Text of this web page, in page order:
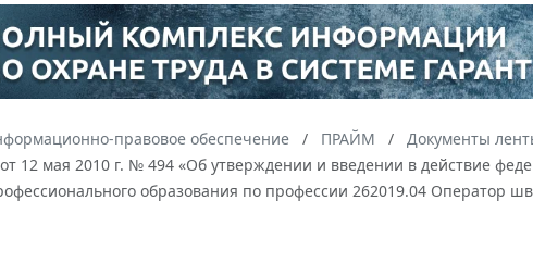
правовое обеспечение ПРАЙМ Документы
12 мая 2010 г. № 494 «Об утверждении и введении в действие
образования по профессии 262019.04 Оператор